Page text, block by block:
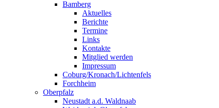
Bamberg
Aktuelles
Berichte
Termine
Links
Kontakte
Mitglied werden
Impressum
Coburg/Kronach/Lichtenfels
Forchheim
Oberpfalz
Neustadt a.d. Waldnaab